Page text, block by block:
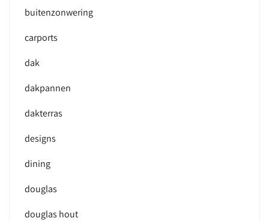
buitenzonwering
carports
dak
dakpannen
dakterras
designs
dining
douglas
douglas hout